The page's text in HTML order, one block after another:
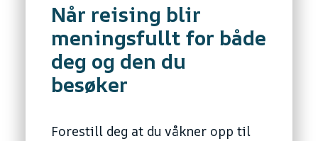
Når reising blir
meningsfullt for både
deg og den du
besøker
Forestill deg at du våkner opp til